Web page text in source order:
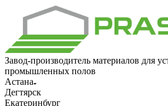
Завод-производитель материалов для
промышленных полов
Астана
Дегтярск
Екатеринбург